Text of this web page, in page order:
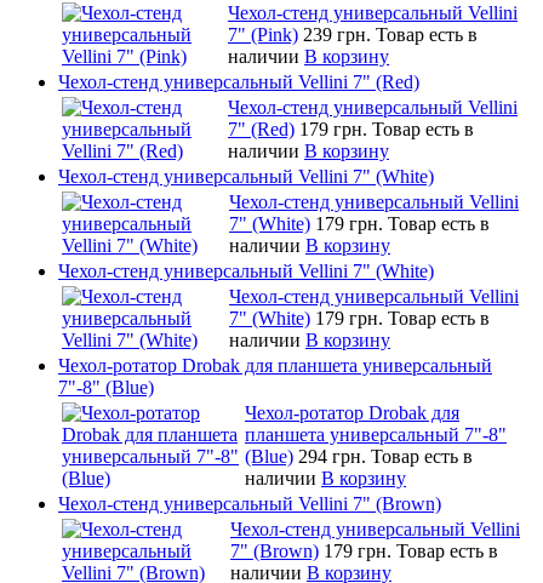
Чехол-стенд универсальный Vellini
7" (Pink) 239 грн. Товар есть в
наличии В корзину
Чехол-стенд универсальный Vellini 7" (Red)
Чехол-стенд универсальный Vellini
7" (Red) 179 грн. Товар есть в
наличии В корзину
Чехол-стенд универсальный Vellini 7" (White)
Чехол-стенд универсальный Vellini
7" (White) 179 грн. Товар есть в
наличии В корзину
Чехол-стенд универсальный Vellini 7" (White)
Чехол-стенд универсальный Vellini
7" (White) 179 грн. Товар есть в
наличии В корзину
Чехол-ротатор Drobak для планшета универсальный
7"-8" (Blue)
Чехол-ротатор Drobak для
планшета универсальный 7"-8"
(Blue) 294 грн. Товар есть в
наличии В корзину
Чехол-стенд универсальный Vellini 7" (Brown)
Чехол-стенд универсальный Vellini
7" (Brown) 179 грн. Товар есть в
наличии В корзину